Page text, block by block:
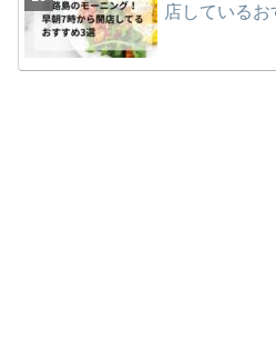
店しているお